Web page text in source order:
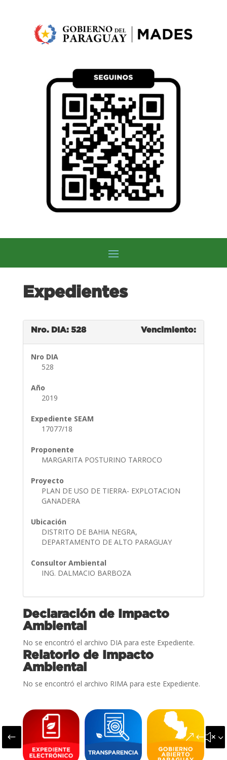
Expedientes
Nro. DIA: 528 Vencimiento:
Nro DIA
528
Año
2019
Expediente SEAM
17077/18
Proponente
MARGARITA POSTURINO TARROCO
Proyecto
PLAN DE USO DE TIERRA- EXPLOTACION
GANADERA
Ubicación
DISTRITO DE BAHIA NEGRA,
DEPARTAMENTO DE ALTO PARAGUAY
Consultor Ambiental
ING. DALMACIO BARBOZA
Declaración de Impacto
Ambiental
No se encontró el archivo DIA para este Expediente.
Relatorio de Impacto
Ambiental
No se encontró el archivo RIMA para este Expediente.
#